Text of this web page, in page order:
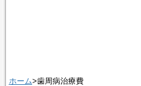
ホーム>歯周病治療費